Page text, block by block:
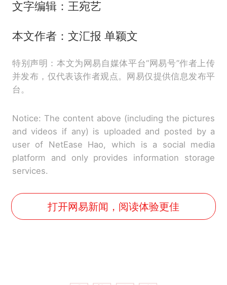
文字编辑：王宛艺
本文作者：文汇报 单颖文
特别声明：本文为网易自媒体平台“网易号”作者上传
并发布，仅代表该作者观点。网易仅提供信息发布平
台。
Notice: The content above (including the pictures
and videos if any) is uploaded and posted by a
user of NetEase Hao, which is a social media
platform and only provides information storage
services.
打开网易新闻，阅读体验更佳